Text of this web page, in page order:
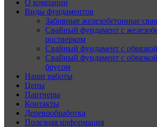
О компании
Виды фундаментов
Забивные железобетонные сваи
Свайный фундамент с
ростверком
Свайный фундамент с
Свайный фундамент с
брусом
Наши работы
Цены
Партнеры
Контакты
Деревообработка
Полезная информация